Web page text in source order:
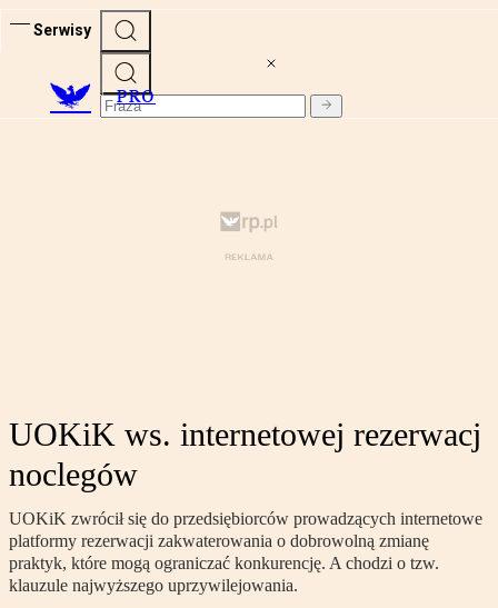
Serwisy
PRO
UOKiK ws. internetowej rezerwacj
noclegów
UOKiK zwrócił się do przedsiębiorców prowadzących internetowe
platformy rezerwacji zakwaterowania o dobrowolną zmianę
praktyk, które mogą ograniczać konkurencję. A chodzi o tzw.
klauzule najwyższego uprzywilejowania.